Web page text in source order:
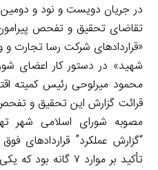
در جریان دویست و نود و
تقاضای تحقیق و تفحص
شهید» در دستور کار اعضای
محمود میرلوحی رئیس کمیته
قرائت گزارش این تحقیق و
مصوبه شورای اسلامی شهر
“گزارش عملکرد” قراردادهای
تأکید بر موارد ۷